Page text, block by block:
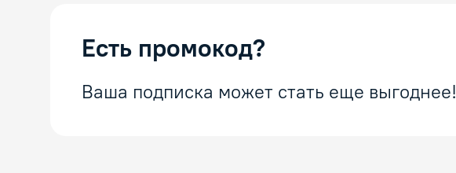
Есть промокод?
Ваша подписка может стать еще выгоднее!